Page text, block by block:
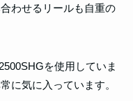
わせるリールも自重の
を使用していま
に気に入っています。